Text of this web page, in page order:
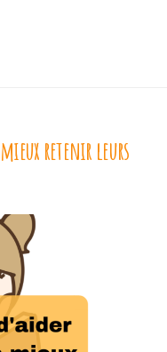
retenir leurs